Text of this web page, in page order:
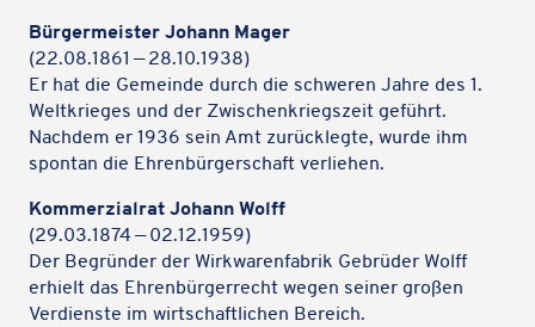
Bürger­meis­ter Johann Mager
(22.08.1861 — 28.10.1938)
Er hat die Gemeinde durch die schwe­ren Jahre des 1.
Welt­krie­ges und der Zwischen­kriegs­zeit geführt.
Nachdem er 1936 sein Amt zurück­legte, wurde ihm
spontan die Ehren­bür­ger­schaft verliehen.
Kommer­zi­al­rat Johann Wolff
(29.03.1874 — 02.12.1959)
Der Begrün­der der Wirk­wa­ren­fa­brik Gebrü­der Wolff
erhielt das Ehren­bür­ger­recht wegen seiner großen
Verdienste im wirt­schaft­li­chen Bereich.